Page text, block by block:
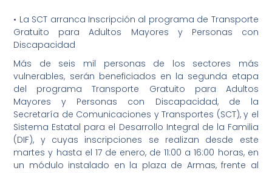
• La SCT arranca Inscripción al programa de Transporte
Gratuito para Adultos Mayores y Personas con
Discapacidad
Más de seis mil personas de los sectores más
vulnerables, serán beneficiados en la segunda etapa
del programa Transporte Gratuito para Adultos
Mayores y Personas con Discapacidad, de la
Secretaría de Comunicaciones y Transportes (SCT), y el
Sistema Estatal para el Desarrollo Integral de la Familia
(DIF), y cuyas inscripciones se realizan desde este
martes y hasta el 17 de enero, de 11:00 a 16:00 horas, en
un módulo instalado en la plaza de Armas, frente al